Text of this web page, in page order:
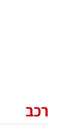
רכב